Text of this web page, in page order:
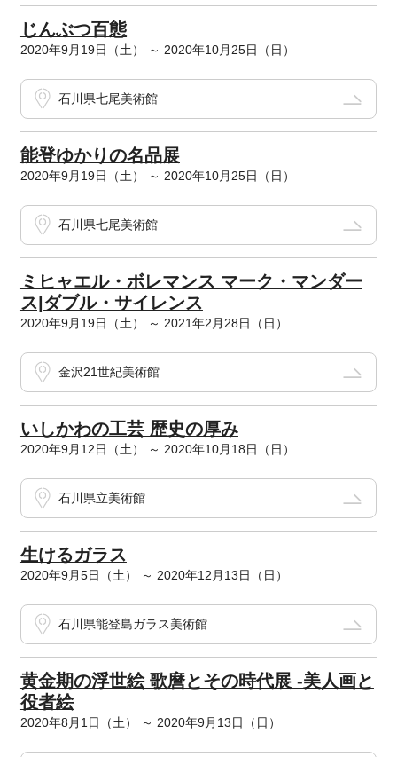
じんぶつ百態
2020年9月19日（土） ～ 2020年10月25日（日）
石川県七尾美術館
能登ゆかりの名品展
2020年9月19日（土） ～ 2020年10月25日（日）
石川県七尾美術館
ミヒャエル・ボレマンス マーク・マンダー
ス|ダブル・サイレンス
2020年9月19日（土） ～ 2021年2月28日（日）
金沢21世紀美術館
いしかわの工芸 歴史の厚み
2020年9月12日（土） ～ 2020年10月18日（日）
石川県立美術館
生けるガラス
2020年9月5日（土） ～ 2020年12月13日（日）
石川県能登島ガラス美術館
黄金期の浮世絵 歌麿とその時代展 -美人画と
役者絵
2020年8月1日（土） ～ 2020年9月13日（日）